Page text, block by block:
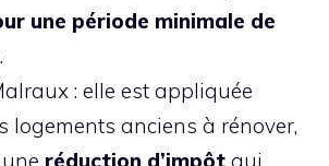
une période minimale de
.
: elle est appliquée
logements anciens à rénover,
réduction d’impôt qui